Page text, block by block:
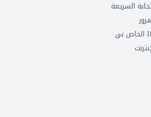
السريعة